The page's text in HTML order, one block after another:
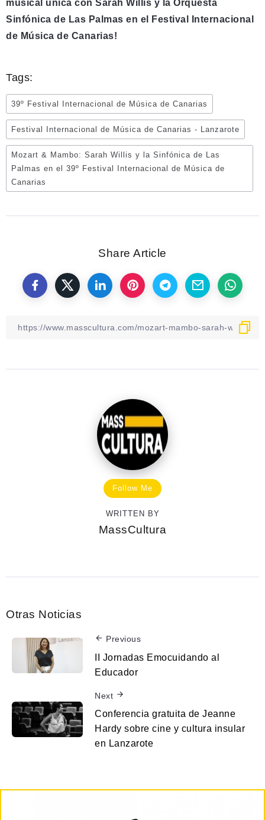
musical única con Sarah Willis y la Orquesta
Sinfónica de Las Palmas en el Festival Internacional
de Música de Canarias!
Tags:
39º Festival Internacional de Música de Canarias
Festival Internacional de Música de Canarias - Lanzarote
Mozart & Mambo: Sarah Willis y la Sinfónica de Las
Palmas en el 39º Festival Internacional de Música de
Canarias
Share Article
Follow Me
WRITTEN BY
MassCultura
Otras Noticias
Previous
II Jornadas Emocuidando al
Educador
Next
Conferencia gratuita de Jeanne
Hardy sobre cine y cultura insular
en Lanzarote